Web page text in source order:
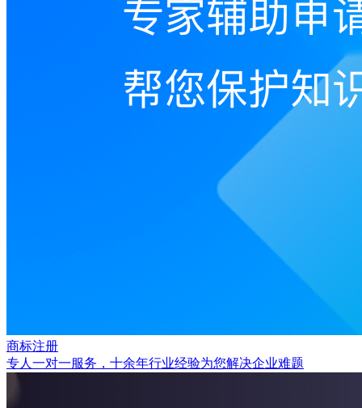
商标注册
专人一对一服务，十余年行业经验为您解决企业难题